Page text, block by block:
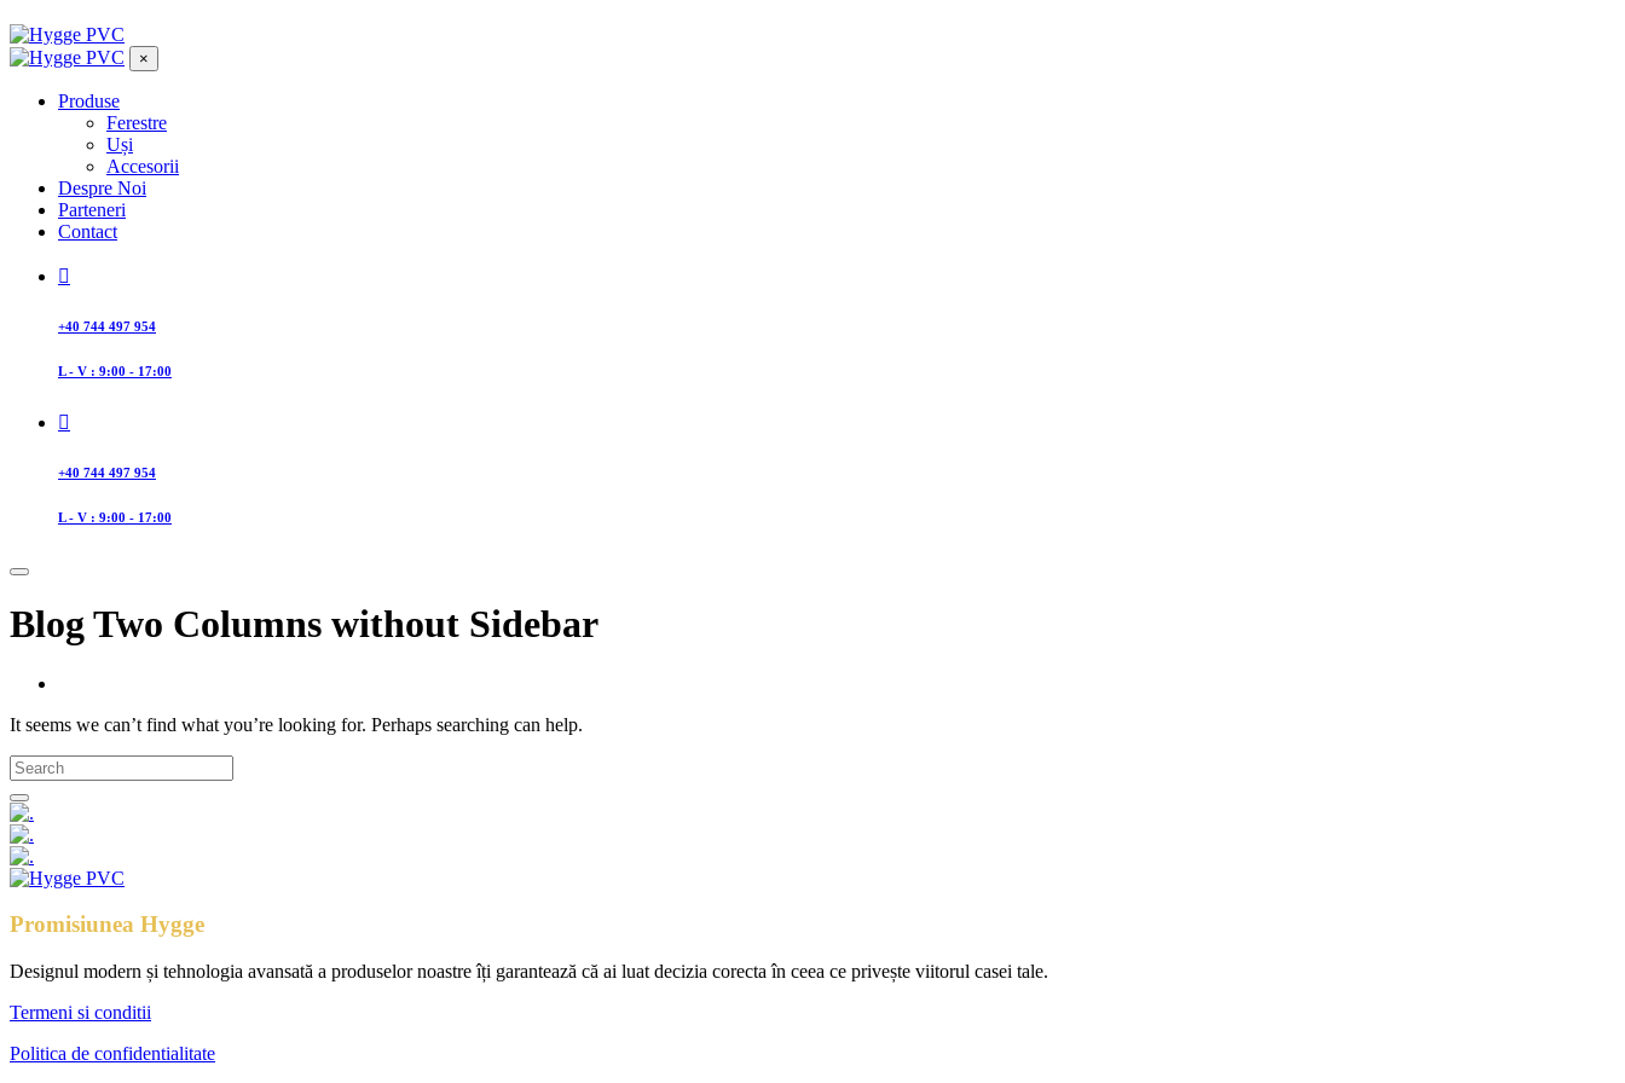
×
Produse
Ferestre
Uși
Accesorii
Despre Noi
Parteneri
Contact
+40 744 497 954
L - V : 9:00 - 17:00
+40 744 497 954
L - V : 9:00 - 17:00
Blog Two Columns without Sidebar
It seems we can’t find what you’re looking for. Perhaps searching can help.
Promisiunea Hygge
Designul modern și tehnologia avansată a produselor noastre îți garantează că ai luat decizia corecta în ceea ce privește viitorul casei tale.
Termeni si conditii
Politica de confidentialitate